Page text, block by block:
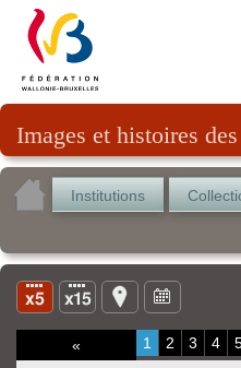
Images et histoires
Institutions
« 1 2 3 4